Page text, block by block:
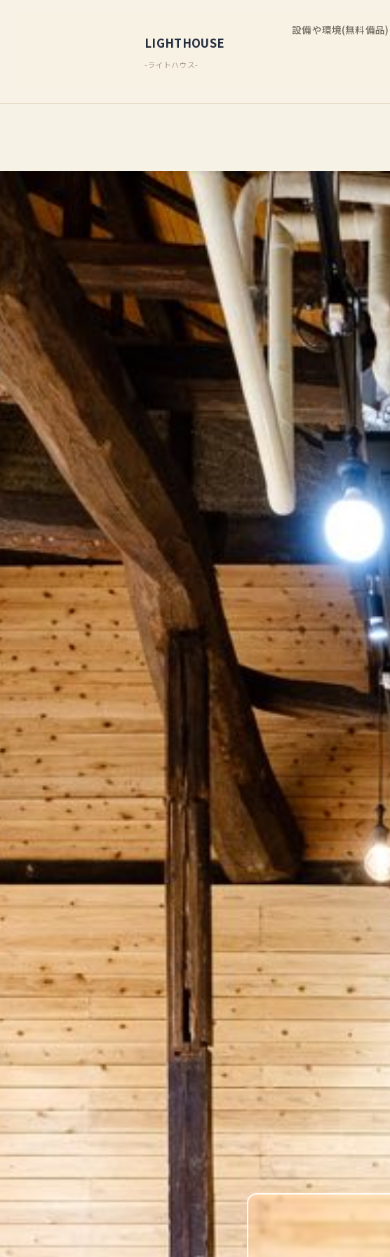
LIGHTHOUSE
-ライトハウス-
設備や環境(無料備品)